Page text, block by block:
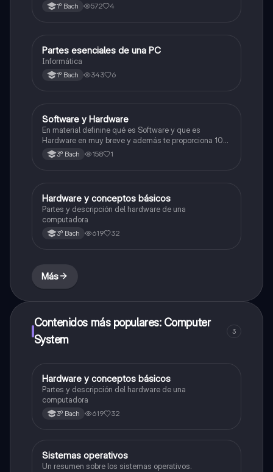
1º Bach 572 4
Informática
Partes esenciales de una PC
Informática
1º Bach 343 6
Tecnología de la información y comunicación
Software y Hardware
En material definine qué es Software y que es
Hardware en muy breve y además te proporciona 10
ejemplos de cada uno que serían los más conocidos o
más relevantes.
3º Bach 158 1
Informática
Hardware y conceptos básicos
Partes y descripción del hardware de una
computadora
3º Bach 619 32
Más
Contenidos más populares: Computer
System
3
Informática
Hardware y conceptos básicos
Partes y descripción del hardware de una
computadora
3º Bach 619 32
Informática
Sistemas operativos
Un resumen sobre los sistemas operativos.